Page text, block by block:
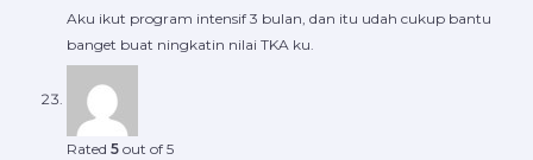
Aku ikut program intensif 3 bulan, dan itu udah cukup bantu
banget buat ningkatin nilai TKA ku.
Rated 5 out of 5